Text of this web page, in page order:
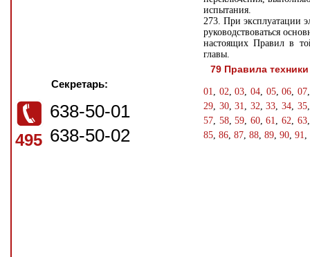
Секретарь:
495
638-50-01
638-50-02
испытания.
273. При эксплуатации
руководствоваться
настоящих Правил в
главы.
79 Правила
01, 02,03, 04, 05,06, 07
29, 30,31, 32,33, 34, 35
57, 58,59, 60,61, 62, 63
85, 86, 87, 88, 89, 90, 91,